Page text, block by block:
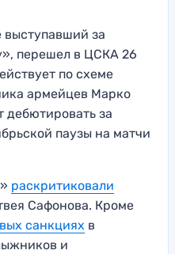
за
перешел в ЦСКА 26
по схеме
армейцев Марко
дебютировать за
паузы на матчи
раскритиковали
Сафонова. Кроме
санкциях в
и